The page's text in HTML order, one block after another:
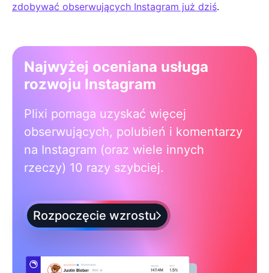
zdobywać obserwujących Instagram już dziś.
Najwyżej oceniana usługa
rozwoju Instagram
Plixi pomaga uzyskać więcej
obserwujących, polubień i komentarzy
na Instagram (oraz wiele innych
rzeczy) 10 razy szybciej.
Rozpoczęcie wzrostu